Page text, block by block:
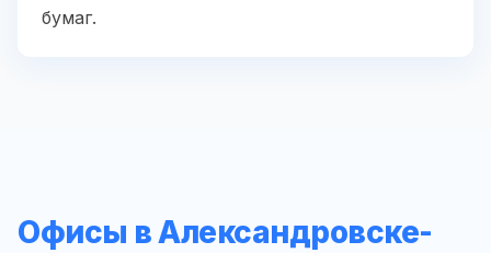
бумаг.
Офисы в Александровске-